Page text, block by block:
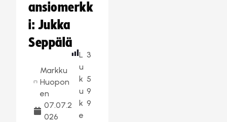
ansiomerkk
i: Jukka
Seppälä
Markku
Huopon
en
07.07.2
026
L
u
k
u
k
e
3
5
9
9